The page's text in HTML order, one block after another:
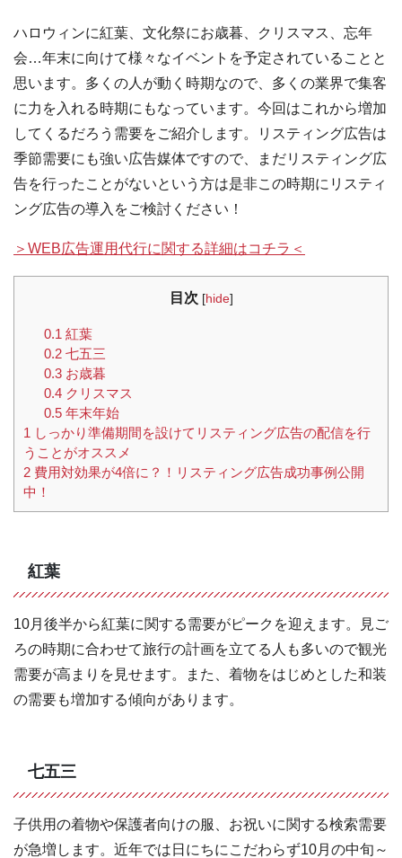
ハロウィンに紅葉、文化祭にお歳暮、クリスマス、忘年
会…年末に向けて様々なイベントを予定されていることと
思います。多くの人が動く時期なので、多くの業界で集客
に力を入れる時期にもなっています。今回はこれから増加
してくるだろう需要をご紹介します。リスティング広告は
季節需要にも強い広告媒体ですので、まだリスティング広
告を行ったことがないという方は是非この時期にリスティ
ング広告の導入をご検討ください！
＞WEB広告運用代行に関する詳細はコチラ＜
目次 [hide]
0.1 紅葉
0.2七五三
0.3お歳暮
0.4クリスマス
0.5年末年始
1 しっかり準備期間を設けてリスティング広告の配信を行
うことがオススメ
2 費用対効果が4倍に？！リスティング広告成功事例公開
中！
紅葉
10月後半から紅葉に関する需要がピークを迎えます。見ご
ろの時期に合わせて旅行の計画を立てる人も多いので観光
需要が高まりを見せます。また、着物をはじめとした和装
の需要も増加する傾向があります。
七五三
子供用の着物や保護者向けの服、お祝いに関する検索需要
が急増します。近年では日にちにこだわらず10月の中旬～